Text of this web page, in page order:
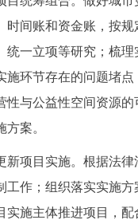
时间账和资金账，按
统一立项等研究；梳理
施环节存在的问题堵点
性与公益性空间资源
案。
项目实施。根据法律
工作；组织落实实施
实施主体推进项目，配